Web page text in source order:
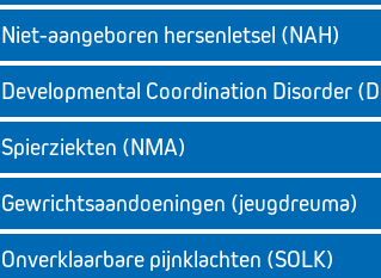
Niet-aangeboren hersenletsel (NAH)
Developmental Coordination Disorder
Spierziekten (NMA)
Gewrichtsaandoeningen (jeugdreuma)
Onverklaarbare pijnklachten (SOLK)